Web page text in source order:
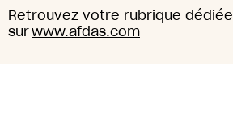
Retrouvez votre rubrique dédiée
surwww.afdas.com